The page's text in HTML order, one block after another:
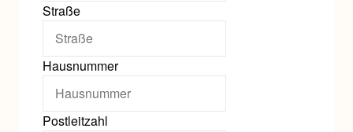
Straße
Hausnummer
Postleitzahl